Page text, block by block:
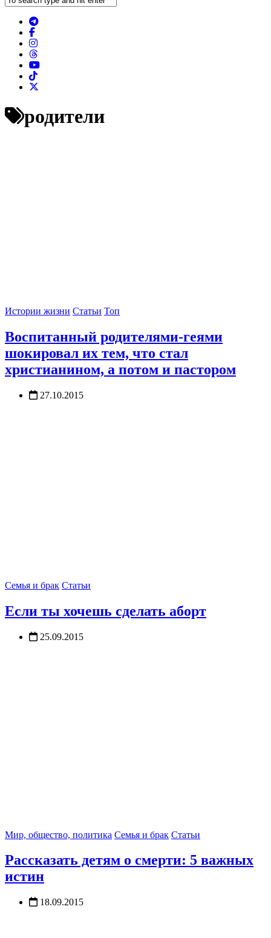
родители
Истории жизни Статьи Топ
Воспитанный родителями-геями
шокировал их тем, что стал
христианином, а потом и пастором
27.10.2015
Семья и брак Статьи
Если ты хочешь сделать аборт
25.09.2015
Мир, общество, политика Семья и брак Статьи
Рассказать детям о смерти: 5 важных
истин
18.09.2015